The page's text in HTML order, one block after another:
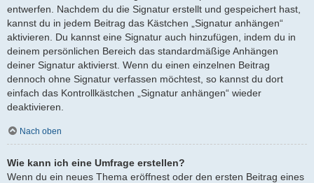
entwerfen. Nachdem du die Signatur erstellt und gespeichert hast,
kannst du in jedem Beitrag das Kästchen „Signatur anhängen“
aktivieren. Du kannst eine Signatur auch hinzufügen, indem du in
deinem persönlichen Bereich das standardmäßige Anhängen
deiner Signatur aktivierst. Wenn du einen einzelnen Beitrag
dennoch ohne Signatur verfassen möchtest, so kannst du dort
einfach das Kontrollkästchen „Signatur anhängen“ wieder
deaktivieren.
Nach oben
Wie kann ich eine Umfrage erstellen?
Wenn du ein neues Thema eröffnest oder den ersten Beitrag eines